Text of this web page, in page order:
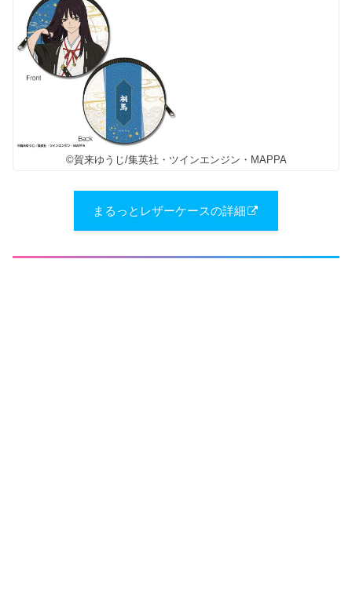
©賀来ゆうじ/集英社・ツインエンジン・MAPPA
まるっとレザーケースの詳細